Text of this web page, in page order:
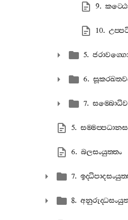
9.
10.
5.
6.
7.
5.
6. බලසංයුත‍්තං
7.
8.